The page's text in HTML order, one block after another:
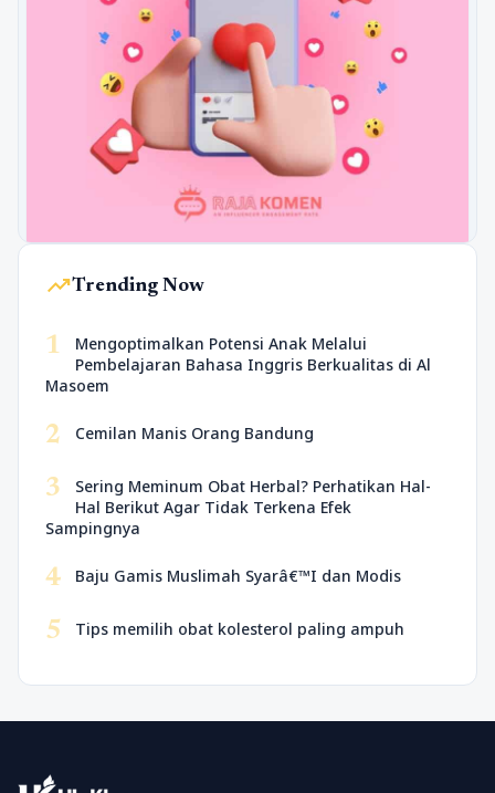
trending_upTrending Now
1
Mengoptimalkan Potensi Anak Melalui
Pembelajaran Bahasa Inggris Berkualitas di Al
Masoem
2 Cemilan Manis Orang Bandung
3
Sering Meminum Obat Herbal? Perhatikan Hal-
Hal Berikut Agar Tidak Terkena Efek
Sampingnya
4 Baju Gamis Muslimah Syarâ€™I dan Modis
5 Tips memilih obat kolesterol paling ampuh